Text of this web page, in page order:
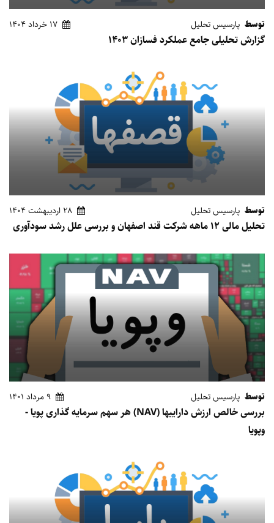
توسط پارسیس تحلیل 17 خرداد 1404
گزارش تحلیلی جامع عملکرد فسازان 1403
توسط پارسیس تحلیل 28 اردیبهشت 1404
تحلیل مالی 12 ماهه شرکت قند اصفهان و بررسی علل رشد سودآوری
توسط پارسیس تحلیل 9 مرداد 1401
بررسی خالص ارزش داراییها (NAV) هر سهم سرمایه گذاری پویا -
وپویا